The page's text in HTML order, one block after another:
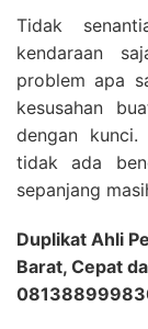
Tidak
kendaraan
problem apa
kesusahan
dengan
tidak ada
sepanjang
Duplikat Ahli
Barat, Cepat